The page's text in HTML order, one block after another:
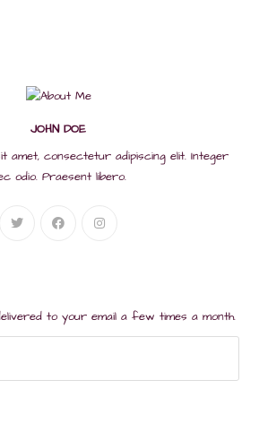
JOHN DOE
amet, consectetur adipiscing elit. Integer
odio. Praesent libero.
to your email a few times a month.